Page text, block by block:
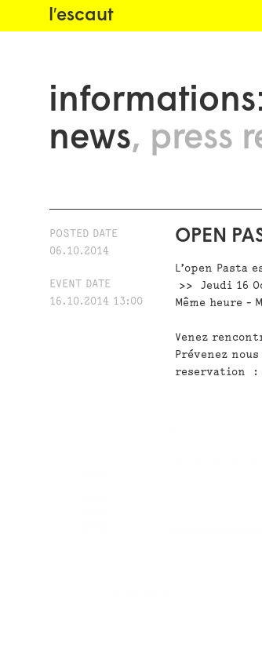
l′escaut
news
press
POSTED DATE
06.10.2014
EVENT DATE
16.10.2014 13:00
OPEN
L’open Pasta
>>
Jeudi 16
Même heure -
Venez
Prévenez
reservation :